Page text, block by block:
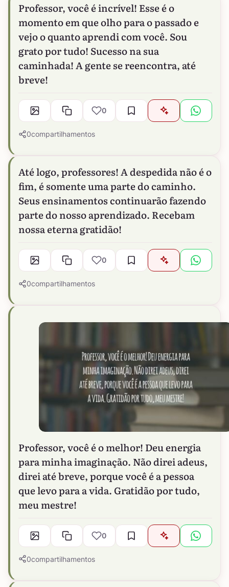
Professor, você é incrível! Esse é o
momento em que olho para o passado e
vejo o quanto aprendi com você. Sou
grato por tudo! Sucesso na sua
caminhada! A gente se reencontra, até
breve!
0
0compartilhamentos
Até logo, professores! A despedida não é o
fim, é somente uma parte do caminho.
Seus ensinamentos continuarão fazendo
parte do nosso aprendizado. Recebam
nossa eterna gratidão!
0
0compartilhamentos
Professor, você é o melhor! Deu energia
para minha imaginação. Não direi adeus,
direi até breve, porque você é a pessoa
que levo para a vida. Gratidão por tudo,
meu mestre!
0
0compartilhamentos